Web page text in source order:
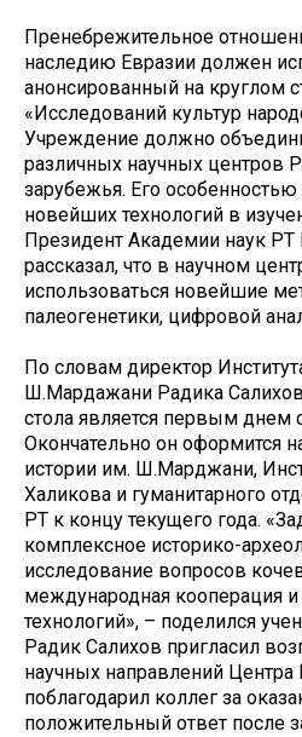
Пренебрежительное
наследию Евразии должен
анонсированный на круглом
«Исследований культур
Учреждение должно
различных научных центров
зарубежья. Его особенностью
новейших технологий в
Президент Академии наук
рассказал, что в научном
использоваться новейшие
палеогенетики, цифровой
По словам директор
Ш.Мардажани Радика
стола является первым днем
Окончательно он оформится
истории им. Ш.Марджани,
Халикова и гуманитарного
РТ к концу текущего года.
комплексное историко-
исследование вопросов
международная кооперация
технологий», – поделился
Радик Салихов пригласил
научных направлений
поблагодарил коллег за
положительный ответ после